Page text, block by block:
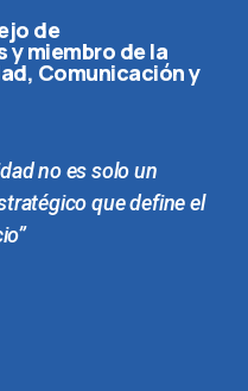
de
miembro de la
Comunicación y
no es solo un
que define el